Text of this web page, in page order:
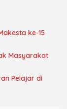
ke-15
Masyarakat
Pelajar di